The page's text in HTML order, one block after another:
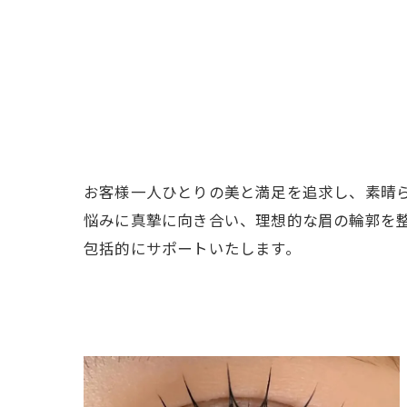
お客様一人ひとりの美と満足を追求し、素
悩みに真摯に向き合い、理想的な眉の輪郭
包括的にサポートいたします。